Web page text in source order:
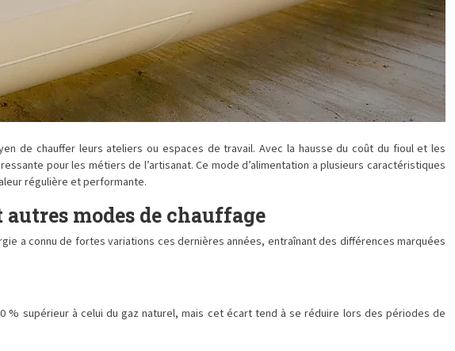
de chauffer leurs ateliers ou espaces de travail. Avec la hausse du coût du fioul et les
pour les métiers de l’artisanat. Ce mode d’alimentation a plusieurs caractéristiques
régulière et performante.
modes de chauffage
a connu de fortes variations ces dernières années, entraînant des différences marquées
supérieur à celui du gaz naturel, mais cet écart tend à se réduire lors des périodes de